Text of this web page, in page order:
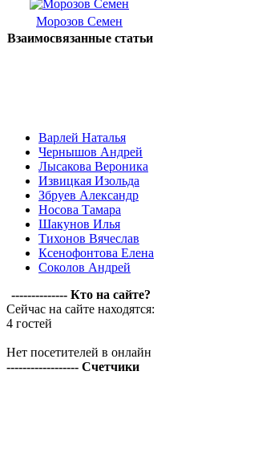
Морозов Семен
Взаимосвязанные статьи
Варлей Наталья
Чернышов Андрей
Лысакова Вероника
Извицкая Изольда
Збруев Александр
Носова Тамара
Шакунов Илья
Тихонов Вячеслав
Ксенофонтова Елена
Соколов Андрей
-------------- Кто на сайте?
Сейчас на сайте находятся:
4 гостей
Нет посетителей в онлайн
------------------ Счетчики